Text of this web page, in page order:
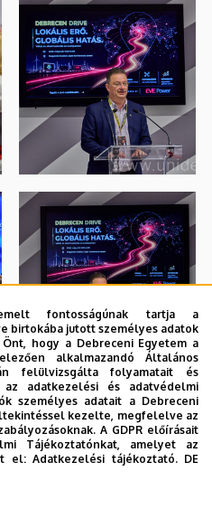
fontosságúnak tartja a
birtokába jutott személyes adatok
hogy a Debreceni Egyetem a
alkalmazandó Általános
felülvizsgálta folyamatait és
adatkezelési és adatvédelmi
személyes adatait a Debreceni
kezelte, megfelelve az
A GDPR előírásait
Tájékoztatónkat, amelyet az
el:Adatkezelési tájékoztató. DE